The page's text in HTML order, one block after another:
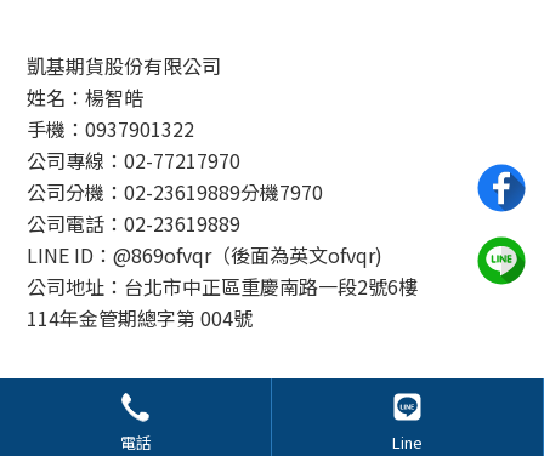
電話 Line
凱基期貨股份有限公司
姓名：楊智皓
手機：0937901322
公司專線：02-77217970
公司分機：02-23619889分機7970
公司電話：02-23619889
LINE ID：@869ofvqr（後面為英文ofvqr)
公司地址：台北市中正區重慶南路一段2號6樓
114年金管期總字第 004號
© 2024 外匯交易 All Rights Reserved.